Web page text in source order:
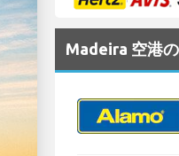
Madeira 空港